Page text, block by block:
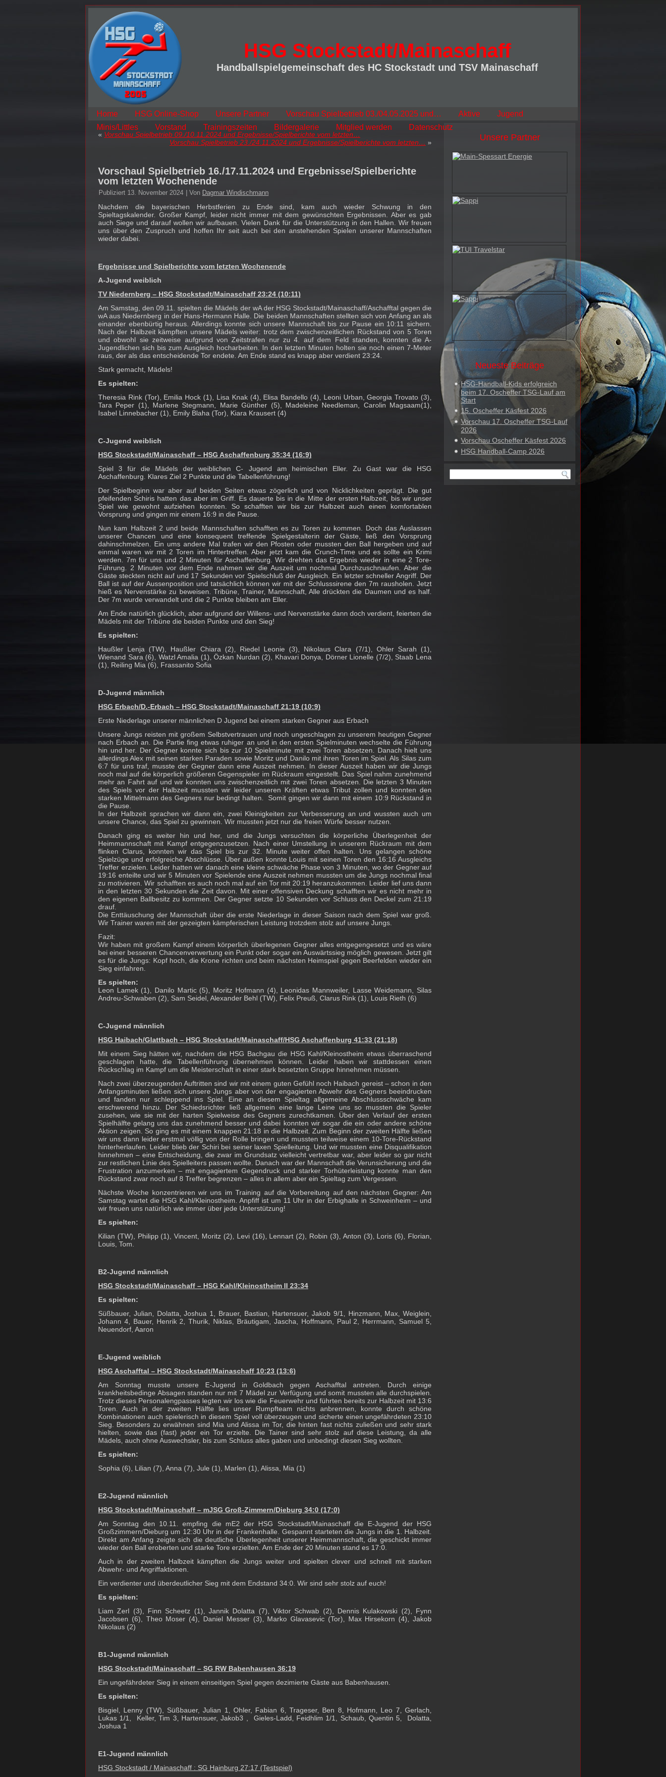
HSG Stockstadt/Mainaschaff
Handballspielgemeinschaft des HC Stockstadt und TSV Mainaschaff
Home HSG Online-Shop Unsere Partner Vorschau Spielbetrieb 03./04.05.2025 und… Aktive
Jugend
Minis/Littles
Vorstand Trainingszeiten Bildergalerie Mitglied werden Datenschutz
« Vorschau Spielbetrieb 09./10.11.2024 und Ergebnisse/Spielberichte vom letzten…
Vorschau Spielbetrieb 23./24.11.2024 und Ergebnisse/Spielberichte vom letzten… »
Vorschaul Spielbetrieb 16./17.11.2024 und Ergebnisse/Spielberichte
vom letzten Wochenende
Publiziert 13. November 2024 Von Dagmar Windischmann
Nachdem die bayerischen Herbstferien zu Ende sind, kam auch wieder Schwung in den
Spieltagskalender. Großer Kampf, leider nicht immer mit dem gewünschten Ergebnissen. Aber es gab
auch Siege und darauf wollen wir aufbauen. Vielen Dank für die Unterstützung in den Hallen. Wir freuen
uns über den Zuspruch und hoffen Ihr seit auch bei den anstehenden Spielen unserer Mannschaften
wieder dabei.
Ergebnisse und Spielberichte vom letzten Wochenende
A-Jugend weiblich
TV Niedernberg – HSG Stockstadt/Mainaschaff 23:24 (10:11)
Am Samstag, den 09.11. spielten die Mädels der wA der HSG Stockstadt/Mainaschaff/Aschafftal gegen die
wA aus Niedernberg in der Hans-Hermann Halle. Die beiden Mannschaften stellten sich von Anfang an als
einander ebenbürtig heraus. Allerdings konnte sich unsere Mannschaft bis zur Pause ein 10:11 sichern.
Nach der Halbzeit kämpften unsere Mädels weiter: trotz dem zwischenzeitlichen Rückstand von 5 Toren
und obwohl sie zeitweise aufgrund von Zeitstrafen nur zu 4. auf dem Feld standen, konnten die A-
Jugendlichen sich bis zum Ausgleich hocharbeiten. In den letzten Minuten holten sie noch einen 7-Meter
raus, der als das entscheidende Tor endete. Am Ende stand es knapp aber verdient 23:24.
Stark gemacht, Mädels!
Es spielten:
Theresia Rink (Tor), Emilia Hock (1), Lisa Knak (4), Elisa Bandello (4), Leoni Urban, Georgia Trovato (3),
Tara Peper (1), Marlene Stegmann, Marie Günther (5), Madeleine Needleman, Carolin Magsaam(1),
Isabel Linnebacher (1), Emily Blaha (Tor), Kiara Krausert (4)
C-Jugend weiblich
HSG Stockstadt/Mainaschaff – HSG Aschaffenburg 35:34 (16:9)
Spiel 3 für die Mädels der weiblichen C- Jugend am heimischen Eller. Zu Gast war die HSG
Aschaffenburg. Klares Ziel 2 Punkte und die Tabellenführung!
Der Spielbeginn war aber auf beiden Seiten etwas zögerlich und von Nicklichkeiten geprägt. Die gut
pfeifenden Schiris hatten das aber im Griff. Es dauerte bis in die Mitte der ersten Halbzeit, bis wir unser
Spiel wie gewohnt aufziehen konnten. So schafften wir bis zur Halbzeit auch einen komfortablen
Vorsprung und gingen mir einem 16:9 in die Pause.
Nun kam Halbzeit 2 und beide Mannschaften schafften es zu Toren zu kommen. Doch das Auslassen
unserer Chancen und eine konsequent treffende Spielgestalterin der Gäste, ließ den Vorsprung
dahinschmelzen. Ein ums andere Mal trafen wir den Pfosten oder mussten den Ball hergeben und auf
einmal waren wir mit 2 Toren im Hintertreffen. Aber jetzt kam die Crunch-Time und es sollte ein Krimi
werden. 7m für uns und 2 Minuten für Aschaffenburg. Wir drehten das Ergebnis wieder in eine 2 Tore-
Führung. 2 Minuten vor dem Ende nahmen wir die Auszeit um nochmal Durchzuschnaufen. Aber die
Gäste steckten nicht auf und 17 Sekunden vor Spielschluß der Ausgleich. Ein letzter schneller Angriff. Der
Ball ist auf der Aussenposition und tatsächlich können wir mit der Schlusssirene den 7m rausholen. Jetzt
hieß es Nervenstärke zu beweisen. Tribüne, Trainer, Mannschaft, Alle drückten die Daumen und es half.
Der 7m wurde verwandelt und die 2 Punkte bleiben am Eller.
Am Ende natürlich glücklich, aber aufgrund der Willens- und Nervenstärke dann doch verdient, feierten die
Mädels mit der Tribüne die beiden Punkte und den Sieg!
Es spielten:
Haußler Lenja (TW), Haußler Chiara (2), Riedel Leonie (3), Nikolaus Clara (7/1), Ohler Sarah (1),
Wienand Sara (6), Watzl Amalia (1), Özkan Nurdan (2), Khavari Donya, Dörner Lionelle (7/2), Staab Lena
(1), Reiling Mia (6), Frassanito Sofia
D-Jugend männlich
HSG Erbach/D.-Erbach – HSG Stockstadt/Mainaschaff 21:19 (10:9)
Erste Niederlage unserer männlichen D Jugend bei einem starken Gegner aus Erbach
Unsere Jungs reisten mit großem Selbstvertrauen und noch ungeschlagen zu unserem heutigen Gegner
nach Erbach an. Die Partie fing etwas ruhiger an und in den ersten Spielminuten wechselte die Führung
hin und her. Der Gegner konnte sich bis zur 10 Spielminute mit zwei Toren absetzen. Danach hielt uns
allerdings Alex mit seinen starken Paraden sowie Moritz und Danilo mit ihren Toren im Spiel. Als Silas zum
6:7 für uns traf, musste der Gegner dann eine Auszeit nehmen. In dieser Auszeit haben wir die Jungs
noch mal auf die körperlich größeren Gegenspieler im Rückraum eingestellt. Das Spiel nahm zunehmend
mehr an Fahrt auf und wir konnten uns zwischenzeitlich mit zwei Toren absetzen. Die letzten 3 Minuten
des Spiels vor der Halbzeit mussten wir leider unseren Kräften etwas Tribut zollen und konnten den
starken Mittelmann des Gegners nur bedingt halten. Somit gingen wir dann mit einem 10:9 Rückstand in
die Pause.
In der Halbzeit sprachen wir dann ein, zwei Kleinigkeiten zur Verbesserung an und wussten auch um
unsere Chance, das Spiel zu gewinnen. Wir mussten jetzt nur die freien Würfe besser nutzen.
Danach ging es weiter hin und her, und die Jungs versuchten die körperliche Überlegenheit der
Heimmannschaft mit Kampf entgegenzusetzen. Nach einer Umstellung in unserem Rückraum mit dem
flinken Clarus, konnten wir das Spiel bis zur 32. Minute weiter offen halten. Uns gelangen schöne
Spielzüge und erfolgreiche Abschlüsse. Über außen konnte Louis mit seinen Toren den 16:16 Ausgleichs
Treffer erzielen. Leider hatten wir danach eine kleine schwäche Phase von 3 Minuten, wo der Gegner auf
19:16 enteilte und wir 5 Minuten vor Spielende eine Auszeit nehmen mussten um die Jungs nochmal final
zu motivieren. Wir schafften es auch noch mal auf ein Tor mit 20:19 heranzukommen. Leider lief uns dann
in den letzten 30 Sekunden die Zeit davon. Mit einer offensiven Deckung schafften wir es nicht mehr in
den eigenen Ballbesitz zu kommen. Der Gegner setzte 10 Sekunden vor Schluss den Deckel zum 21:19
drauf.
Die Enttäuschung der Mannschaft über die erste Niederlage in dieser Saison nach dem Spiel war groß.
Wir Trainer waren mit der gezeigten kämpferischen Leistung trotzdem stolz auf unsere Jungs.
Fazit:
Wir haben mit großem Kampf einem körperlich überlegenen Gegner alles entgegengesetzt und es wäre
bei einer besseren Chancenverwertung ein Punkt oder sogar ein Auswärtssieg möglich gewesen. Jetzt gilt
es für die Jungs: Kopf hoch, die Krone richten und beim nächsten Heimspiel gegen Beerfelden wieder ein
Sieg einfahren.
Es spielten:
Leon Lamek (1), Danilo Martic (5), Moritz Hofmann (4), Leonidas Mannweiler, Lasse Weidemann, Silas
Andreu-Schwaben (2), Sam Seidel, Alexander Behl (TW), Felix Preuß, Clarus Rink (1), Louis Rieth (6)
C-Jugend männlich
HSG Haibach/Glattbach – HSG Stockstadt/Mainaschaff/HSG Aschaffenburg 41:33 (21:18)
Mit einem Sieg hätten wir, nachdem die HSG Bachgau die HSG Kahl/Kleinostheim etwas überraschend
geschlagen hatte, die Tabellenführung übernehmen können. Leider haben wir stattdessen einen
Rückschlag im Kampf um die Meisterschaft in einer stark besetzten Gruppe hinnehmen müssen.
Nach zwei überzeugenden Auftritten sind wir mit einem guten Gefühl noch Haibach gereist – schon in den
Anfangsminuten ließen sich unsere Jungs aber von der engagierten Abwehr des Gegners beeindrucken
und fanden nur schleppend ins Spiel. Eine an diesem Spieltag allgemeine Abschlussschwäche kam
erschwerend hinzu. Der Schiedsrichter ließ allgemein eine lange Leine uns so mussten die Spieler
zusehen, wie sie mit der harten Spielweise des Gegners zurechtkamen. Über den Verlauf der ersten
Spielhälfte gelang uns das zunehmend besser und dabei konnten wir sogar die ein oder andere schöne
Aktion zeigen. So ging es mit einem knappen 21:18 in die Halbzeit. Zum Beginn der zweiten Hälfte ließen
wir uns dann leider erstmal völlig von der Rolle bringen und mussten teilweise einem 10-Tore-Rückstand
hinterherlaufen. Leider blieb der Schiri bei seiner laxen Spielleitung. Und wir mussten eine Disqualifikation
hinnehmen – eine Entscheidung, die zwar im Grundsatz vielleicht vertretbar war, aber leider so gar nicht
zur restlichen Linie des Spielleiters passen wollte. Danach war der Mannschaft die Verunsicherung und die
Frustration anzumerken – mit engagiertem Gegendruck und starker Torhüterleistung konnte man den
Rückstand zwar noch auf 8 Treffer begrenzen – alles in allem aber ein Spieltag zum Vergessen.
Nächste Woche konzentrieren wir uns im Training auf die Vorbereitung auf den nächsten Gegner: Am
Samstag wartet die HSG Kahl/Kleinostheim. Anpfiff ist um 11 Uhr in der Erbighalle in Schweinheim – und
wir freuen uns natürlich wie immer über jede Unterstützung!
Es spielten:
Kilian (TW), Philipp (1), Vincent, Moritz (2), Levi (16), Lennart (2), Robin (3), Anton (3), Loris (6), Florian,
Louis, Tom.
B2-Jugend männlich
HSG Stockstadt/Mainaschaff – HSG Kahl/Kleinostheim II 23:34
Es spielten:
Süßbauer, Julian, Dolatta, Joshua 1, Brauer, Bastian, Hartensuer, Jakob 9/1, Hinzmann, Max, Weiglein,
Johann 4, Bauer, Henrik 2, Thurik, Niklas, Bräutigam, Jascha, Hoffmann, Paul 2, Herrmann, Samuel 5,
Neuendorf, Aaron
E-Jugend weiblich
HSG Aschafftal – HSG Stockstadt/Mainaschaff 10:23 (13:6)
Am Sonntag musste unsere E-Jugend in Goldbach gegen Aschafftal antreten. Durch einige
krankheitsbedinge Absagen standen nur mit 7 Mädel zur Verfügung und somit mussten alle durchspielen.
Trotz dieses Personalengpasses legten wir los wie die Feuerwehr und führten bereits zur Halbzeit mit 13:6
Toren. Auch in der zweiten Hälfte lies unser Rumpfteam nichts anbrennen, konnte durch schöne
Kombinationen auch spielerisch in diesem Spiel voll überzeugen und sicherte einen ungefährdeten 23:10
Sieg. Besonders zu erwähnen sind Mia und Alissa im Tor, die hinten fast nichts zuließen und sehr stark
hielten, sowie das (fast) jeder ein Tor erzielte. Die Tainer sind sehr stolz auf diese Leistung, da alle
Mädels, auch ohne Auswechsler, bis zum Schluss alles gaben und unbedingt diesen Sieg wollten.
Es spielten:
Sophia (6), Lilian (7), Anna (7), Jule (1), Marlen (1), Alissa, Mia (1)
E2-Jugend männlich
HSG Stockstadt/Mainaschaff – mJSG Groß-Zimmern/Dieburg 34:0 (17:0)
Am Sonntag den 10.11. empfing die mE2 der HSG Stockstadt/Mainaschaff die E-Jugend der HSG
Großzimmern/Dieburg um 12:30 Uhr in der Frankenhalle. Gespannt starteten die Jungs in die 1. Halbzeit.
Direkt am Anfang zeigte sich die deutliche Überlegenheit unserer Heimmannschaft, die geschickt immer
wieder den Ball eroberten und starke Tore erzielten. Am Ende der 20 Minuten stand es 17:0.
Auch in der zweiten Halbzeit kämpften die Jungs weiter und spielten clever und schnell mit starken
Abwehr- und Angriffaktionen.
Ein verdienter und überdeutlicher Sieg mit dem Endstand 34:0. Wir sind sehr stolz auf euch!
Es spielten:
Liam Zerl (3), Finn Scheetz (1), Jannik Dolatta (7), Viktor Schwab (2), Dennis Kulakowski (2), Fynn
Jacobsen (6), Theo Moser (4), Daniel Messer (3), Marko Glavasevic (Tor), Max Hirsekorn (4), Jakob
Nikolaus (2)
B1-Jugend männlich
HSG Stockstadt/Mainaschaff – SG RW Babenhausen 36:19
Ein ungefährdeter Sieg in einem einseitigen Spiel gegen dezimierte Gäste aus Babenhausen.
Es spielten:
Bisgiel, Lenny (TW), Süßbauer, Julian 1, Ohler, Fabian 6, Trageser, Ben 8, Hofmann, Leo 7, Gerlach,
Lukas 1/1, Keller, Tim 3, Hartensuer, Jakob3 , Gieles-Ladd, Feidhlim 1/1, Schaub, Quentin 5, Dolatta,
Joshua 1
E1-Jugend männlich
HSG Stockstadt / Mainaschaff : SG Hainburg 27:17 (Testspiel)
Unsere Partner
Neueste Beiträge
HSG-Handball-Kids erfolgreich
beim 17. Oscheffer TSG-Lauf am
Start
15. Oscheffer Käsfest 2026
Vorschau 17. Oscheffer TSG-Lauf
2026
Vorschau Oscheffer Käsfest 2026
HSG Handball-Camp 2026